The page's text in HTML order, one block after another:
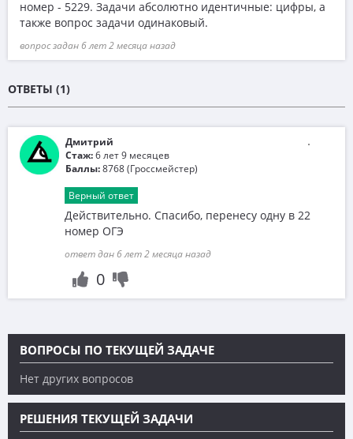
номер - 5229. Задачи абсолютно идентичные: цифры, а
также вопрос задачи одинаковый.
вопрос задан 6 лет 2 месяца назад
ОТВЕТЫ (1)
Дмитрий
Стаж:6 лет 9 месяцев
Баллы:8768 (Гроссмейстер)
Верный ответ
Действительно. Спасибо, перенесу одну в 22
номер ОГЭ
ответ дан 6 лет 2 месяца назад
0
ВОПРОСЫ ПО ТЕКУЩЕЙ ЗАДАЧЕ
Нет других вопросов
РЕШЕНИЯ ТЕКУЩЕЙ ЗАДАЧИ